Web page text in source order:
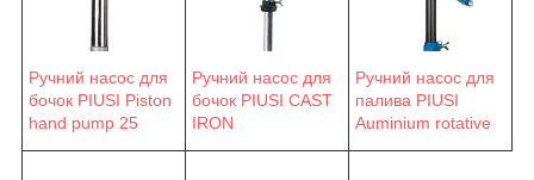
Ручний насос для
бочок PIUSI Piston
hand pump 25
Ручний насос для
бочок PIUSI CAST
IRON
Ручний насос для
палива PIUSI
Auminium rotative